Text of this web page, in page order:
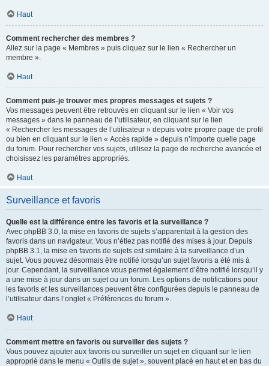
Haut
Comment rechercher des membres ?
Allez sur la page « Membres » puis cliquez sur le lien « Rechercher un
membre ».
Haut
Comment puis-je trouver mes propres messages et sujets ?
Vos messages peuvent être retrouvés en cliquant sur le lien « Voir vos
messages » dans le panneau de l’utilisateur, en cliquant sur le lien
« Rechercher les messages de l’utilisateur » depuis votre propre page de profil
ou bien en cliquant sur le lien « Accès rapide » depuis n’importe quelle page
du forum. Pour rechercher vos sujets, utilisez la page de recherche avancée et
choisissez les paramètres appropriés.
Haut
Surveillance et favoris
Quelle est la différence entre les favoris et la surveillance ?
Avec phpBB 3.0, la mise en favoris de sujets s’apparentait à la gestion des
favoris dans un navigateur. Vous n’étiez pas notifié des mises à jour. Depuis
phpBB 3.1, la mise en favoris de sujets est similaire à la surveillance d’un
sujet. Vous pouvez désormais être notifié lorsqu’un sujet favoris a été mis à
jour. Cependant, la surveillance vous permet également d’être notifié lorsqu’il y
a une mise à jour dans un sujet ou un forum. Les options de notifications pour
les favoris et les surveillances peuvent être configurées depuis le panneau de
l’utilisateur dans l’onglet « Préférences du forum ».
Haut
Comment mettre en favoris ou surveiller des sujets ?
Vous pouvez ajouter aux favoris ou surveiller un sujet en cliquant sur le lien
approprié dans le menu « Outils de sujet », souvent placé en haut et en bas du